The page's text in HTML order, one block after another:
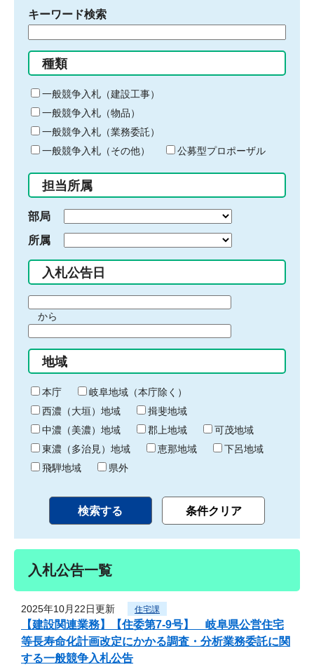
キーワード検索
る
キ
ー
ワ
ー
ド
入
力
種類
一般競争入札（建設工事）
一般競争入札（物品）
一般競争入札（業務委託）
一般競争入札（その他）
公募型プロポーザル
担当所属
部局
所属
入札公告日
間
始
り
から
間
終
わ
り
地域
本庁
岐阜地域（本庁除く）
西濃（大垣）地域
揖斐地域
中濃（美濃）地域
郡上地域
可茂地域
東濃（多治見）地域
恵那地域
下呂地域
飛騨地域
県外
入札公告一覧
2025年10月22日更新 住宅課
【建設関連業務】【住委第7-9号】 岐阜県公営住宅
等長寿命化計画改定にかかる調査・分析業務委託に関
する一般競争入札公告